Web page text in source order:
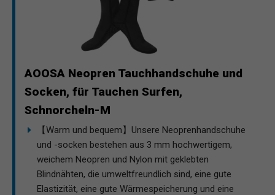
AOOSA Neopren Tauchhandschuhe und
Socken, für Tauchen Surfen,
Schnorcheln-M
【Warm und bequem】Unsere Neoprenhandschuhe
und -socken bestehen aus 3 mm hochwertigem,
weichem Neopren und Nylon mit geklebten
Blindnähten, die umweltfreundlich sind, eine gute
Elastizität, eine gute Wärmespeicherung und eine